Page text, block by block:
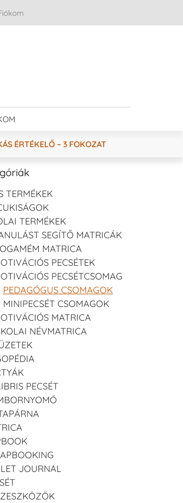
ÉRTÉKELŐ – 3 FOKOZAT
TERMÉKEK
TERMÉKEK
SEGÍTŐ MATRICÁK
MATRICA
PECSÉTEK
PECSÉTCSOMAG
PEDAGÓGUS CSOMAGOK
MINIPECSÉT CSOMAGOK
MATRICA
NÉVMATRICA
PECSÉT
JOURNAL